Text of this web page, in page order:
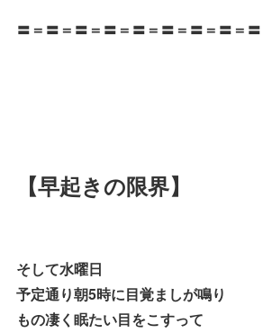
〓＝〓＝〓＝〓＝〓＝〓＝〓＝〓＝〓
【早起きの限界】
そして水曜日
予定通り朝5時に目覚ましが鳴り
もの凄く眠たい目をこすって